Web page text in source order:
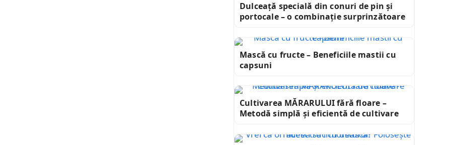
Dulceață specială din conuri de pin și
portocale – o combinație surprinzătoare
Mască cu fructe – Beneficiile mastii cu
capsuni
Cultivarea MĂRARULUI fără floare –
Metodă simplă și eficientă de cultivare